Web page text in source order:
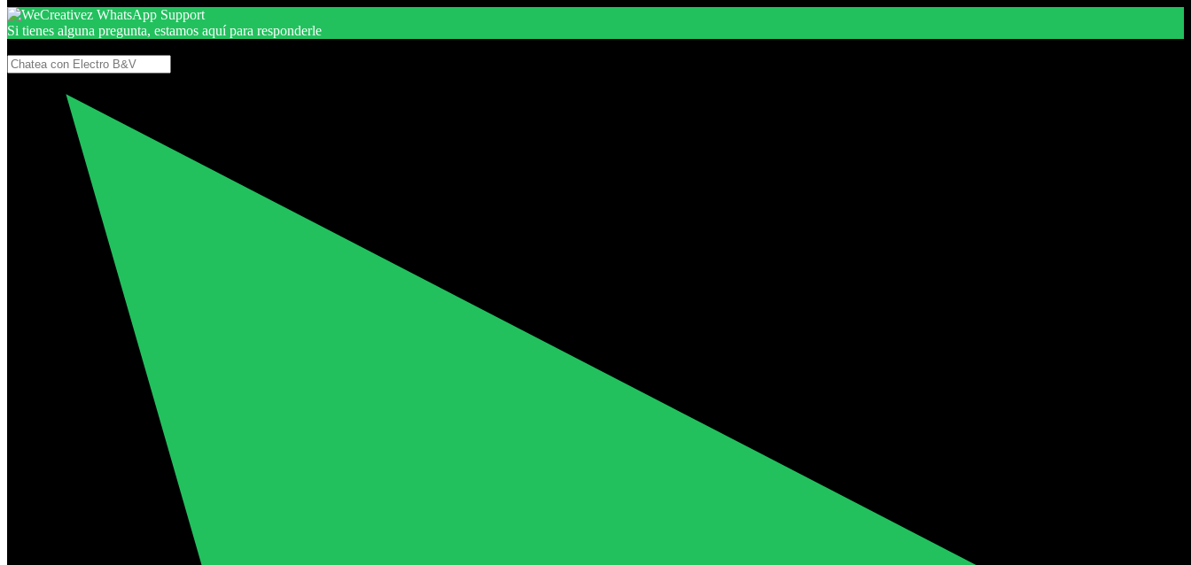
Si tienes alguna pregunta, estamos aquí para responderle